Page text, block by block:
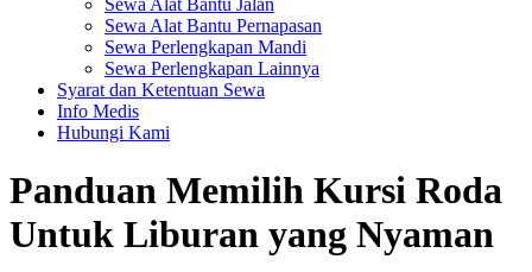
Sewa Alat Bantu Jalan
Sewa Alat Bantu Pernapasan
Sewa Perlengkapan Mandi
Sewa Perlengkapan Lainnya
Syarat dan Ketentuan Sewa
Info Medis
Hubungi Kami
Panduan Memilih Kursi Roda
Untuk Liburan yang Nyaman